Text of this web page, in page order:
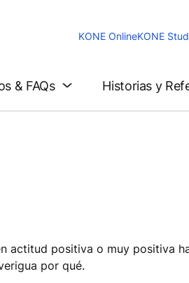
KONE OnlineKONE
& FAQs Historias y
actitud positiva o muy positiva
por qué.